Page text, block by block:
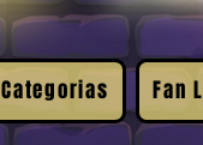
Categorias Fan